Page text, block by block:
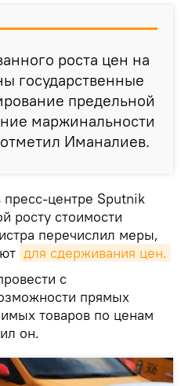
роста цен на
государственные
предельной
маржинальности
Иманалиев.
центре Sputnik
росту стоимости
перечислил меры,
для сдерживания цен.
с
прямых
товаров по ценам
он.